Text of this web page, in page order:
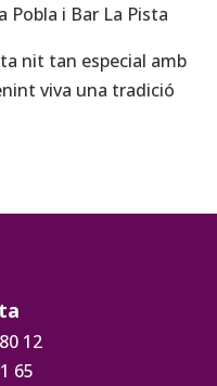
Pobla i Bar La Pista
nit tan especial amb
viva una tradició
12
65